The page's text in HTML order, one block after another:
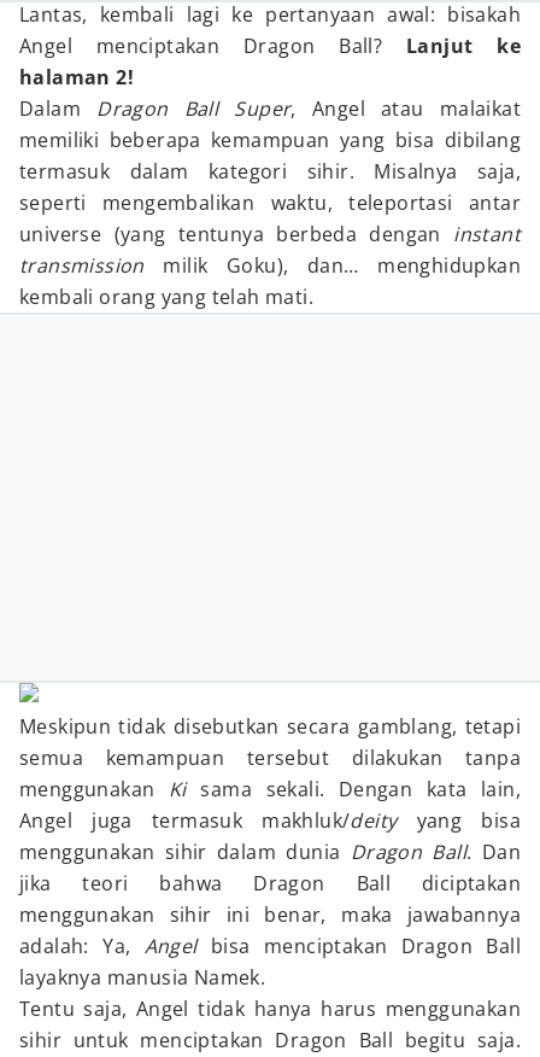
Lantas, kembali lagi ke pertanyaan awal: bisakah
Angel menciptakan Dragon Ball? Lanjut ke
halaman 2!
Dalam Dragon Ball Super, Angel atau malaikat
memiliki beberapa kemampuan yang bisa dibilang
termasuk dalam kategori sihir. Misalnya saja,
seperti mengembalikan waktu, teleportasi antar
universe (yang tentunya berbeda dengan instant
transmission milik Goku), dan… menghidupkan
kembali orang yang telah mati.
Meskipun tidak disebutkan secara gamblang, tetapi
semua kemampuan tersebut dilakukan tanpa
menggunakan Kisama sekali. Dengan kata lain,
Angel juga termasuk makhluk/deityyang bisa
menggunakan sihir dalam dunia Dragon Ball. Dan
jika teori bahwa Dragon Ball diciptakan
menggunakan sihir ini benar, maka jawabannya
adalah: Ya, Angel bisa menciptakan Dragon Ball
layaknya manusia Namek.
Tentu saja, Angel tidak hanya harus menggunakan
sihir untuk menciptakan Dragon Ball begitu saja.